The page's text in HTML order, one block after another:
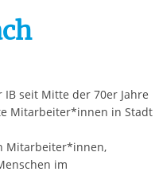
seit Mitte der 70er Jahre
Mitarbeiter*innen in Stadt
Mitarbeiter*innen,
im